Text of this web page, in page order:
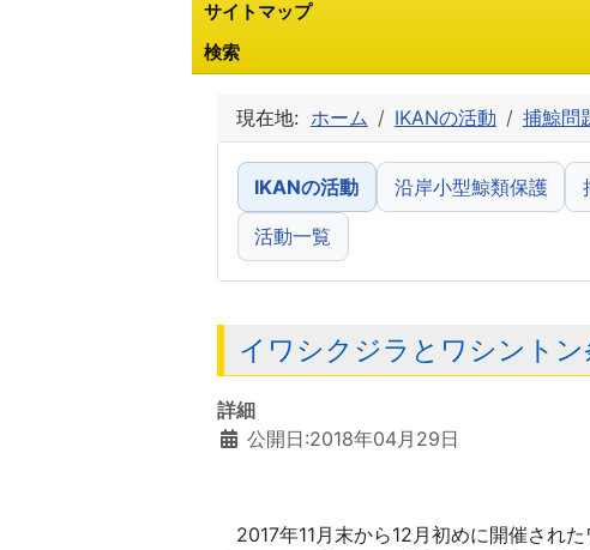
サイトマップ
検索
現在地: ホーム IKANの活動 捕鯨問
IKANの活動 沿岸小型鯨類保護
活動一覧
イワシクジラとワシント
詳細
公開日:2018年04月29日
2017年11月末から12月初めに開催され